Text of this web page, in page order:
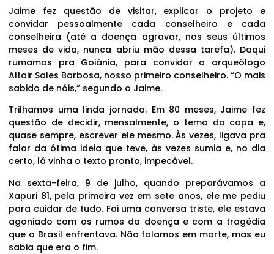
Jaime fez questão de visitar, explicar o projeto e
convidar pessoalmente cada conselheiro e cada
conselheira (até a doença agravar, nos seus últimos
meses de vida, nunca abriu mão dessa tarefa). Daqui
rumamos pra Goiânia, para convidar o arqueólogo
Altair Sales Barbosa, nosso primeiro conselheiro. “O mais
sabido de nóis,” segundo o Jaime.
Trilhamos uma linda jornada. Em 80 meses, Jaime fez
questão de decidir, mensalmente, o tema da capa e,
quase sempre, escrever ele mesmo. Às vezes, ligava pra
falar da ótima ideia que teve, às vezes sumia e, no dia
certo, lá vinha o texto pronto, impecável.
Na sexta-feira, 9 de julho, quando preparávamos a
Xapuri 81, pela primeira vez em sete anos, ele me pediu
para cuidar de tudo. Foi uma conversa triste, ele estava
agoniado com os rumos da doença e com a tragédia
que o Brasil enfrentava. Não falamos em morte, mas eu
sabia que era o fim.